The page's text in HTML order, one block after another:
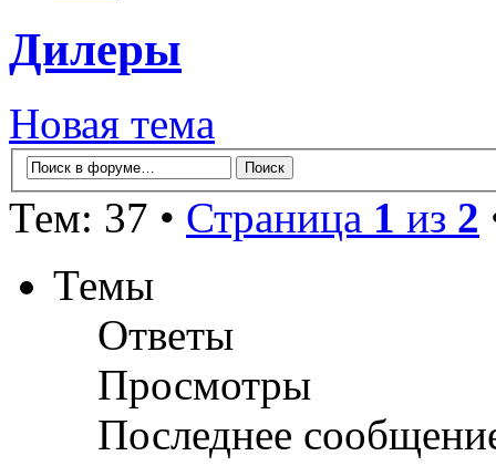
Дилеры
Новая тема
Тем: 37 • Страница 1 из 2
Темы
Ответы
Просмотры
Последнее